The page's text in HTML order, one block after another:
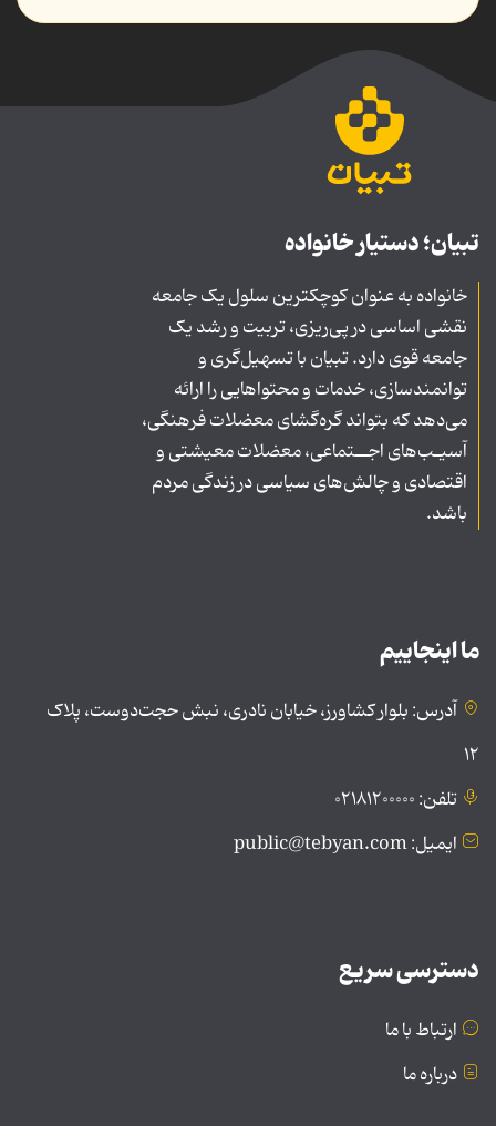
تبیان؛ دستیار خانواده
خانواده به عنوان کوچکترین سلول یک جامعه
نقشی اساسی در پی‌ریزی، تربیت و رشد یک
جامعه قوی دارد. تبیان با تسهیل‌گری و
توانمندسازی، خدمات و محتواهایی را ارائه
می‌دهد که بتواند گره‌گشای معضلات فرهنگی،
آسیـب‌های اجــتماعی، معضلات معیشتی و
اقتصادی و چالش‌های سیاسی در زندگی مردم
باشد.
ما اینجاییم
آدرس: بلوار کشاورز، خیابان نادری، نبش حجت‌دوست، پلاک
۱۲
تلفن: ۰۲۱۸۱۲۰۰۰۰۰
ایمیل: public@tebyan.com
دسترسی سریع
ارتباط با ما
درباره ما